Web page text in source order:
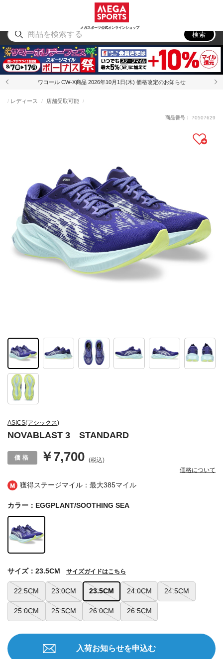
メガスポーツ公式オンラインショップ
アウトドア
検索
ワコール CW-X商品 2026年10月1日(木) 価格改定のお知らせ
獲得ステージマイル：最大385マイル
ASICS(アシックス)
NOVABLAST 3 STANDARD
レディース 店舗受取可能
￥7,700 (税込)
価格について
商品番号： 70507629
カラー：EGGPLANT/SOOTHING SEA
22.5CM 23.0CM 23.5CM 24.0CM 24.5CM
25.0CM 25.5CM 26.0CM 26.5CM
サイズ：23.5CM サイズガイドはこちら
入荷お知らせを申込む